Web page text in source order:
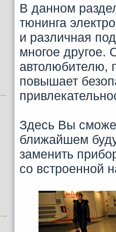
В данном
тюнинга
и различная
многое другое.
автолюбителю,
повышает
Здесь Вы
ближайшем
заменить
со встроенной